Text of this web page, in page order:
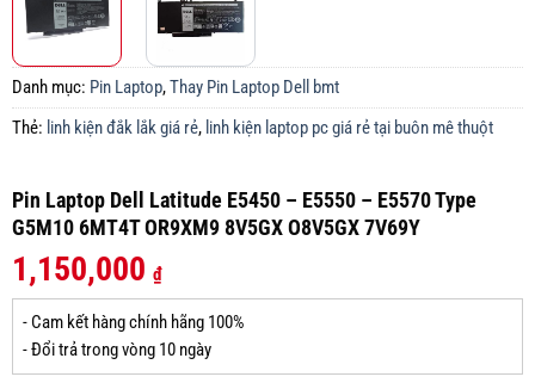
Danh mục: Pin Laptop,Thay Pin Laptop Dell bmt
Thẻ: linh kiện đắk lắk giá rẻ, linh kiện laptop pc giá rẻ tại buôn mê thuột
Pin Laptop Dell Latitude E5450 – E5550 – E5570 Type
G5M10 6MT4T OR9XM9 8V5GX O8V5GX 7V69Y
1,150,000 ₫
- Cam kết hàng chính hãng 100%
- Đổi trả trong vòng 10 ngày